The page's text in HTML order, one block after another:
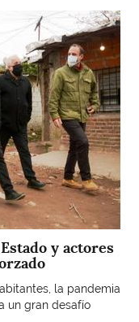
y actores
la pandemia
un gran desafío